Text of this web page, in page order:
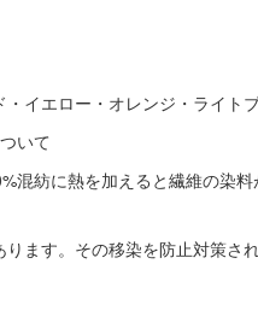
・イエロー・オレンジ・ライト
いて
混紡に熱を加えると繊維の染料
ます。その移染を防止対策さ